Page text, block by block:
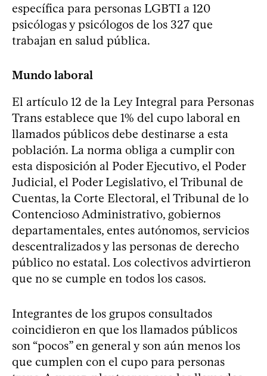
específica para personas LGBTI a 120
psicólogas y psicólogos de los 327 que
trabajan en salud pública.
Mundo laboral
El artículo 12 de la Ley Integral para Personas
Trans establece que 1% del cupo laboral en
llamados públicos debe destinarse a esta
población. La norma obliga a cumplir con
esta disposición al Poder Ejecutivo, el Poder
Judicial, el Poder Legislativo, el Tribunal de
Cuentas, la Corte Electoral, el Tribunal de lo
Contencioso Administrativo, gobiernos
departamentales, entes autónomos, servicios
descentralizados y las personas de derecho
público no estatal. Los colectivos advirtieron
que no se cumple en todos los casos.
Integrantes de los grupos consultados
coincidieron en que los llamados públicos
son “pocos” en general y son aún menos los
que cumplen con el cupo para personas